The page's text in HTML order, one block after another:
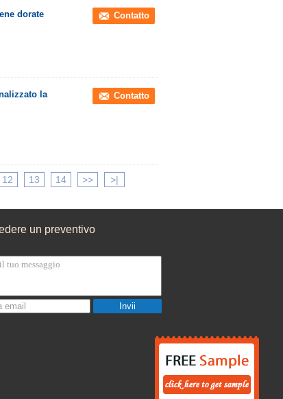
dorate Contatto
la
Contatto
12 13 14 >> >|
un preventivo
Invii